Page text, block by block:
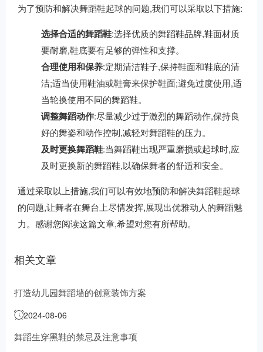
为了预防和解决舞蹈鞋起球的问题,我们可以采取以下措施:
选择合适的舞蹈鞋:选择优质的舞蹈鞋品牌,鞋面材质
要耐磨,鞋底要有足够的弹性和支撑。
合理使用和保养:定期清洁鞋子,保持鞋面和鞋底的清
洁;适当使用鞋油或鞋膏来保护鞋面;避免过度使用,适
当轮换使用不同的舞蹈鞋。
调整舞蹈动作:尽量减少过于激烈的舞蹈动作,保持良
好的舞姿和动作控制,减轻对舞蹈鞋的压力。
及时更换舞蹈鞋:当舞蹈鞋出现严重磨损或起球时,应
及时更换新的舞蹈鞋,以确保舞者的舒适和安全。
通过采取以上措施,我们可以有效地预防和解决舞蹈鞋起球
的问题,让舞者在舞台上尽情发挥,展现出优雅动人的舞蹈魅
力。感谢您阅读这篇文章,希望对您有所帮助。
相关文章
打造幼儿园舞蹈墙的创意装饰方案
2024-08-06
舞蹈生穿黑鞋的禁忌及注意事项